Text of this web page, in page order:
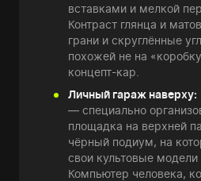
вставками и мелкой
Контраст глянца и
грани и скруглённые
похожей не на
концепт-кар.
Личный гараж наверху:
— специально
площадка на верхней
чёрный подиум, на
свои культовые
Компьютер человека,